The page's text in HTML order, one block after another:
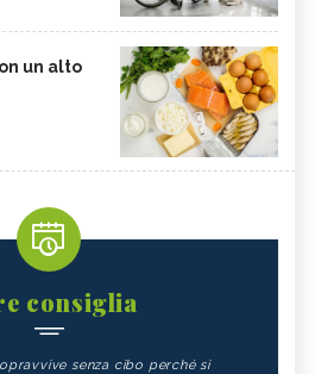
un alto
consiglia
senza cibo perché si